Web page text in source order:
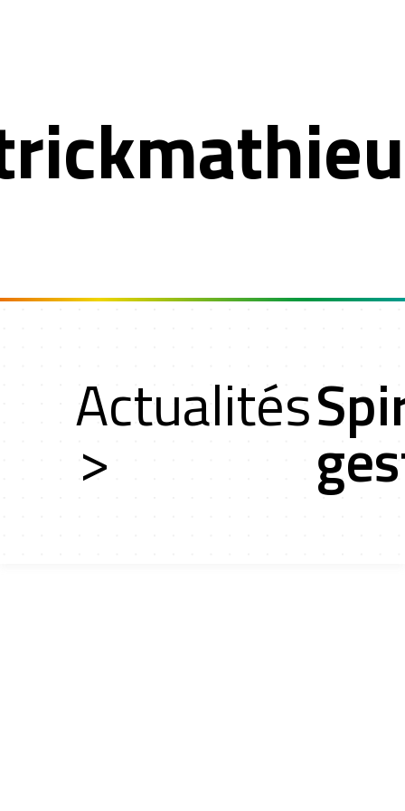
Actualités
>